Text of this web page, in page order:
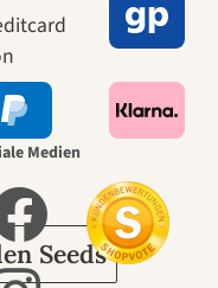
Seeds
Medien